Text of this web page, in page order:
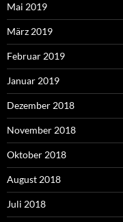
Mai 2019
März 2019
Februar 2019
Januar 2019
Dezember 2018
November 2018
Oktober 2018
August 2018
Juli 2018